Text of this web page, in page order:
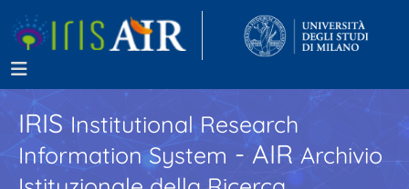
IRISInstitutional Research
Information System - AIR Archivio